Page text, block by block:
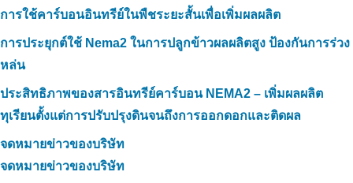
การใช้คาร์บอนอินทรีย์ในพืชระยะสั้นเพื่อเพิ่มผลผลิต
การประยุกต์ใช้ Nema2 ในการปลูกข้าวผลผลิตสูง ป้องกันการร่วง
หล่น
ประสิทธิภาพของสารอินทรีย์คาร์บอน NEMA2 – เพิ่มผลผลิต
ทุเรียนตั้งแต่การปรับปรุงดินจนถึงการออกดอกและติดผล
จดหมายข่าวของบริษัท
จดหมายข่าวของบริษัท